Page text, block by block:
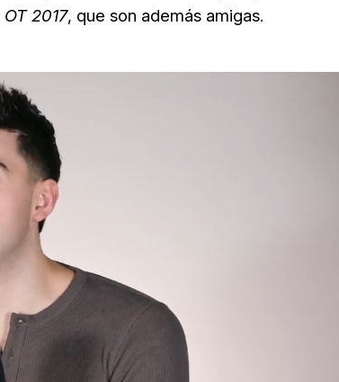
OT 2017, que son además amigas.